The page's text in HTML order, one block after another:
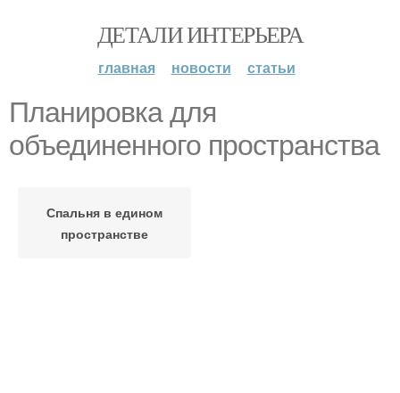
ДЕТАЛИ ИНТЕРЬЕРА
главная новости статьи
Планировка для
объединенного пространства
Спальня в едином
пространстве